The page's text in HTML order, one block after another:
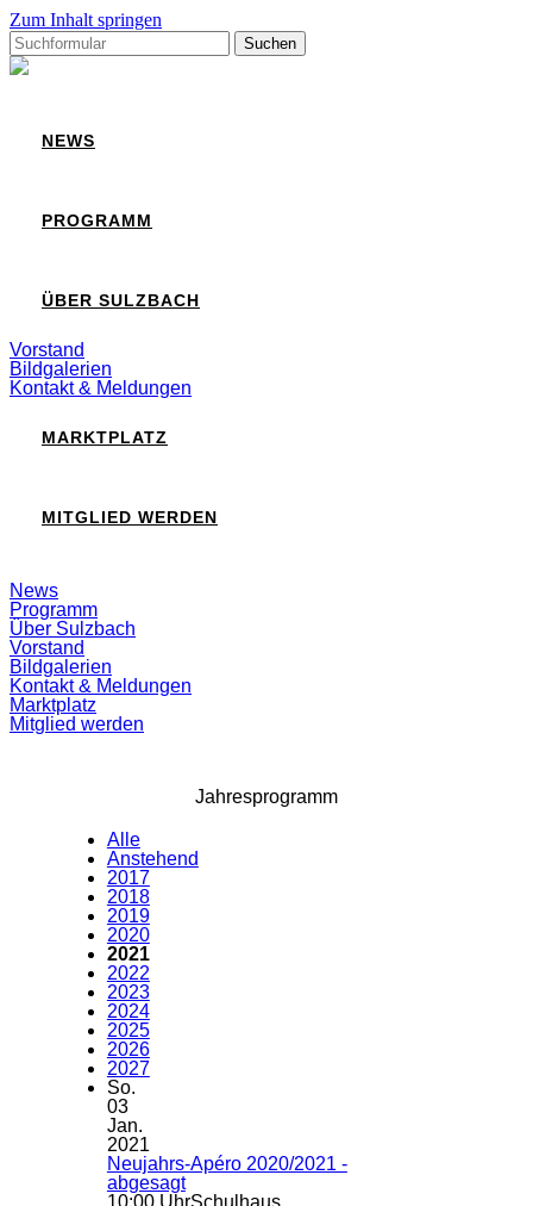
Zum Inhalt springen
Suchen
nach:
Sulzbach
NEWS
PROGRAMM
ÜBER SULZBACH
Vorstand
Bildgalerien
Kontakt & Meldungen
MARKTPLATZ
MITGLIED WERDEN
Suchfeld
ein-/ausblenden
News
Programm
Über Sulzbach
Vorstand
Bildgalerien
Kontakt & Meldungen
Marktplatz
Mitglied werden
Jahresprogramm
Alle
Anstehend
2017
2018
2019
2020
2021
2022
2023
2024
2025
2026
2027
So.
03
Jan.
2021
Neujahrs-Apéro 2020/2021 -
abgesagt
10:00 UhrSchulhaus